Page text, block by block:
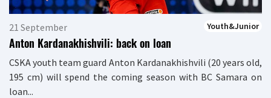
21 September Youth&Junior
Anton Kardanakhishvili: back on loan
CSKA youth team guard Anton Kardanakhishvili (20 years old,
195 cm) will spend the coming season with BC Samara on
loan...